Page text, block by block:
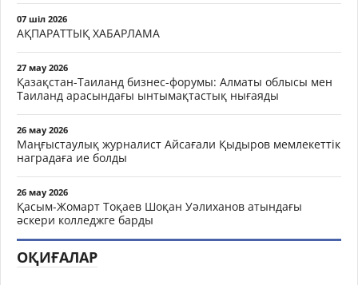
07 шіл 2026
АҚПАРАТТЫҚ ХАБАРЛАМА
27 мау 2026
Қазақстан-Таиланд бизнес-форумы: Алматы облысы мен
Таиланд арасындағы ынтымақтастық нығаяды
26 мау 2026
Маңғыстаулық журналист Айсағали Қыдыров мемлекеттік
наградаға ие болды
26 мау 2026
Қасым-Жомарт Тоқаев Шоқан Уәлиханов атындағы
әскери колледжге барды
ОҚИҒАЛАР